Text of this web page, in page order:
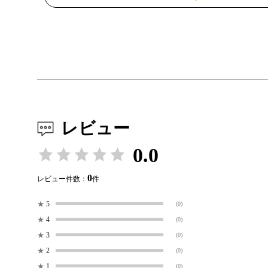
レビュー
0.0
レビュー件数： 0件
★ 5 (0)
★ 4 (0)
★ 3 (0)
★ 2 (0)
★ 1 (0)